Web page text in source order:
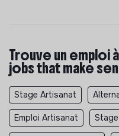
Trouve un emploi
jobs that make
Stage Artisanat
Emploi Artisanat